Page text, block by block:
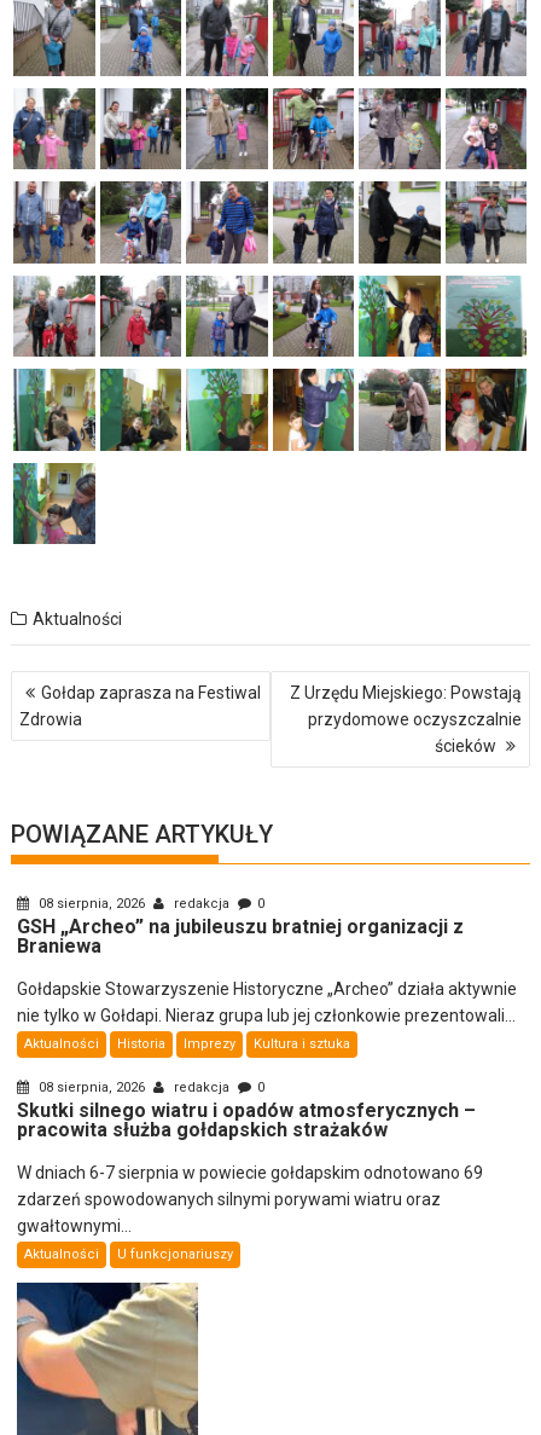
Aktualności
Nawigacja
wpisu
Gołdap zaprasza na Festiwal
Zdrowia
Z Urzędu Miejskiego: Powstają
przydomowe oczyszczalnie
ścieków
POWIĄZANE ARTYKUŁY
08 sierpnia, 2026 redakcja 0
GSH „Archeo” na jubileuszu bratniej organizacji z
Braniewa
Gołdapskie Stowarzyszenie Historyczne „Archeo” działa aktywnie
nie tylko w Gołdapi. Nieraz grupa lub jej członkowie prezentowali...
Aktualności Historia Imprezy Kultura i sztuka
08 sierpnia, 2026 redakcja 0
Skutki silnego wiatru i opadów atmosferycznych –
pracowita służba gołdapskich strażaków
W dniach 6-7 sierpnia w powiecie gołdapskim odnotowano 69
zdarzeń spowodowanych silnymi porywami wiatru oraz
gwałtownymi...
Aktualności U funkcjonariuszy